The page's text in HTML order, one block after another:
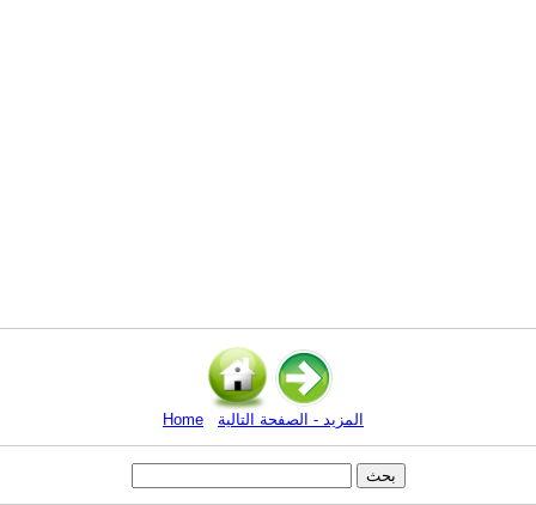
Home المزيد - الصفحة التالية